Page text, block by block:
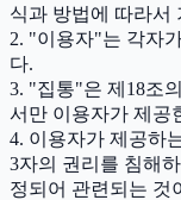
식과 방법에 따라서
2. "이용자"는 각자
다.
3. "집통"은 제18조
서만 이용자가 제공
4. 이용자가 제공하
3자의 권리를 침해
정되어 관련되는 것